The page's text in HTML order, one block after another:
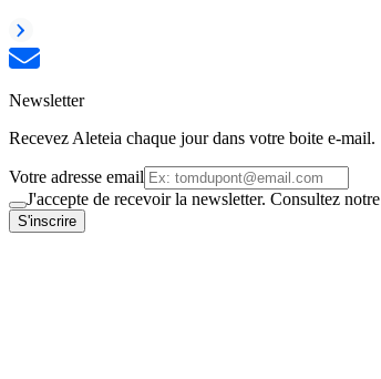
Newsletter
Recevez Aleteia chaque jour dans votre boite e-mail.
Votre adresse email
J'accepte de recevoir la newsletter. Consultez notre
S'inscrire